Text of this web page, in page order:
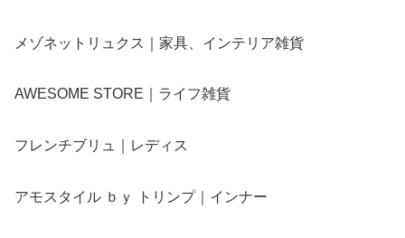
メゾネットリュクス｜家具、インテリア雑貨
AWESOME STORE｜ライフ雑貨
フレンチブリュ｜レディス
アモスタイル ｂｙ トリンプ｜インナー